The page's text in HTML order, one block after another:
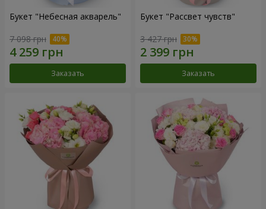
Букет "Небесная акварель"
7 098 грн
Заказать
Букет "Рассвет чувств"
3 427 грн
Заказать